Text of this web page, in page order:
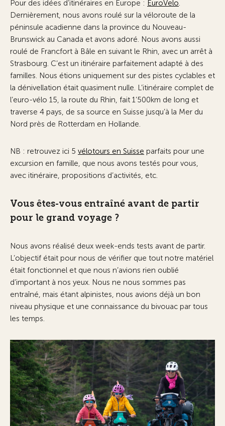
Pour des idées d’itinéraires en Europe : EuroVelo.
Dernièrement, nous avons roulé sur la véloroute de la
péninsule acadienne dans la province du Nouveau-
Brunswick au Canada et avons adoré. Nous avons aussi
roulé de Francfort à Bâle en suivant le Rhin, avec un arrêt à
Strasbourg. C’est un itinéraire parfaitement adapté à des
familles. Nous étions uniquement sur des pistes cyclables et
la dénivellation était quasiment nulle. L’itinéraire complet de
l’euro-vélo 15, la route du Rhin, fait 1’500km de long et
traverse 4 pays, de sa source en Suisse jusqu’à la Mer du
Nord près de Rotterdam en Hollande.
NB : retrouvez ici 5 vélotours en Suisse parfaits pour une
excursion en famille, que nous avons testés pour vous,
avec itinéraire, propositions d’activités, etc.
Vous êtes-vous entraîné avant de partir
pour le grand voyage ?
Nous avons réalisé deux week-ends tests avant de partir.
L’objectif était pour nous de vérifier que tout notre matériel
était fonctionnel et que nous n’avions rien oublié
d’important à nos yeux. Nous ne nous sommes pas
entraîné, mais étant alpinistes, nous avions déjà un bon
niveau physique et une connaissance du bivouac par tous
les temps.